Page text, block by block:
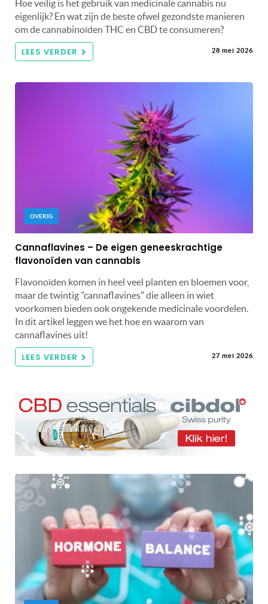
Hoe veilig is het gebruik van medicinale cannabis nu
eigenlijk? En wat zijn de beste ofwel gezondste manieren
om de cannabinoïden THC en CBD te consumeren?
LEES VERDER 28 mei 2026
OVERIG
Cannaflavines – De eigen geneeskrachtige
flavonoïden van cannabis
Flavonoïden komen in heel veel planten en bloemen voor,
maar de twintig "cannaflavines" die alleen in wiet
voorkomen bieden ook ongekende medicinale voordelen.
In dit artikel leggen we het hoe en waarom van
cannaflavines uit!
LEES VERDER 27 mei 2026